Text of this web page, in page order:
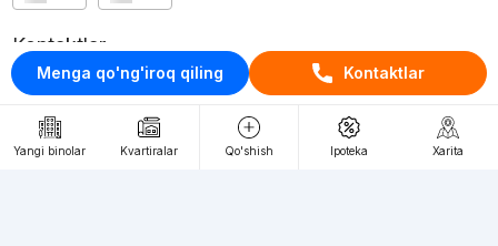
Menga qo'ng'iroq qiling Kontaktlar
Yangi binolar Kvartiralar Qo'shish Ipoteka Xarita
Kontaktlar
loyiha haqida
Webnow © loyihasi
Foydalanish shartlari